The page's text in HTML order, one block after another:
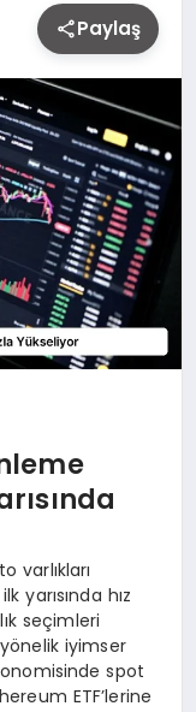
Paylaş
varlıkları
yarısında hız
seçimleri
iyimser
spot
ETF’lerine